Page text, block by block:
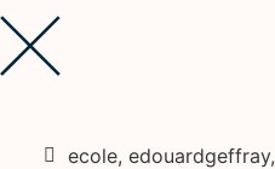
ecole, edouardgeffray,